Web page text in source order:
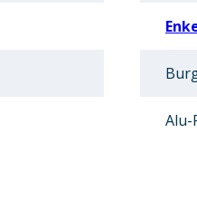
Alu-